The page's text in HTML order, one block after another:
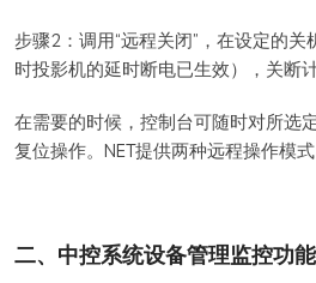
步骤2：调用“远程关闭”，在设定的
时投影机的延时断电已生效），关断
在需要的时候，控制台可随时对所选
复位操作。NET提供两种远程操作模式
二、中控系统设备管理监控功能